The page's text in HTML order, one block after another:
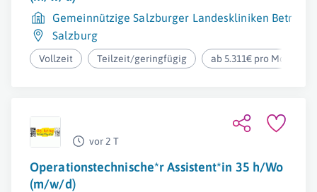
Gemeinnützige Salzburger Landeskliniken
Salzburg
Vollzeit Teilzeit/geringfügig ab 5.311€ pro Monat
vor 2 T
Operationstechnische*r Assistent*in 35 h/Wo
(m/w/d)